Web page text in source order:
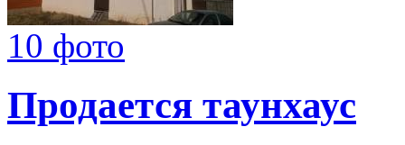
10 фото
Продается таунхаус